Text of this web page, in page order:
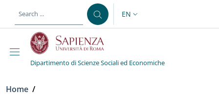
LANGUAGE SWITCHER:
EN
Dipartimento di Scienze Sociali ed Economiche
Breadcrumb
Home /